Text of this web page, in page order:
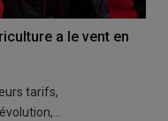
a le vent en
tarifs,